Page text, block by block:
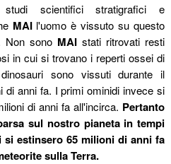
scientifici stratigrafici e
MAIl'uomo è vissuto su questo
Non sono MAI stati ritrovati resti
in cui si trovano i reperti ossei di
sono vissuti durante il
di anni fa. I primi ominidi invece si
di anni fa all'incirca. Pertanto
sul nostro pianeta in tempi
estinsero 65 milioni di anni fa
sulla Terra.